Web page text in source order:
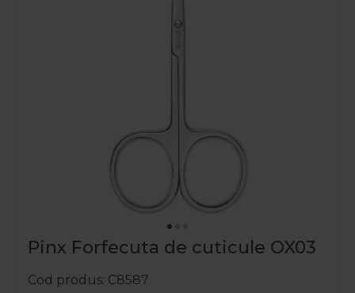
Pinx Forfecuta de cuticule OX03
Cod produs C8587